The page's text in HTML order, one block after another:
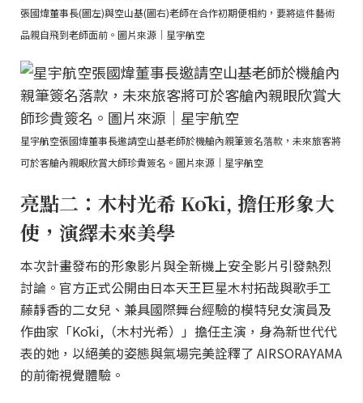
張國煒董事長(圖左)與空山基(圖右)老師在合作初期便相約，要將這件藝術
品親自飛到老師面前。圖片來源｜星宇航空
星宇航空張國煒董事長邀請空山基老師於機艙內親筆簽名落款，未來旅客將
可於客艙內親眼欣賞大師珍貴簽名。圖片來源｜星宇航空
亮點二：木村光希 Kōki, 擔任形象大
使，演繹未來美學
本次計畫發布的形象影片與全新機上安全影片引發熱烈
討論。官方正式公開由日本天王巨星木村拓哉與歌手工
藤靜香的二女兒、兼具國際舞台經驗的模特兒女演員及
作曲家「Kōki,（木村光希）」擔任主演，身為新世代代
表的她，以絕美的姿態與氣場完美詮釋了 AIRSORAYAMA
的前衛視覺體驗。